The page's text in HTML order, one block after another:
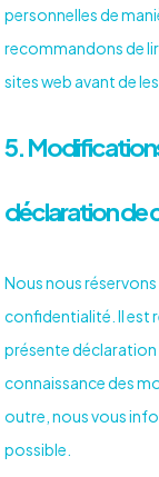
personnelles de
recommandons de
sites web avant de
5.
déclaration de
Nous nous
confidentialité. Il est
présente
connaissance des
outre, nous vous
possible.